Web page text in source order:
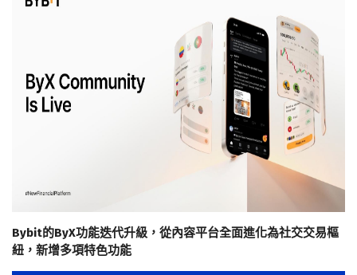
Bybit的ByX功能迭代升級，從內容平台全面進化為社交交易樞
紐，新增多項特色功能